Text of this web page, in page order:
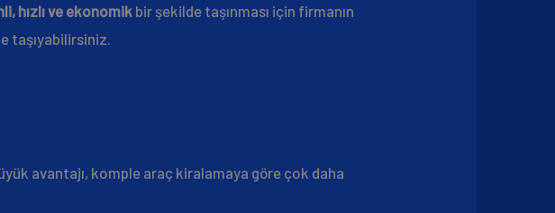
hızlı ve ekonomikbir şekilde taşınması için firmanın
taşıyabilirsiniz.
avantajı, komple araç kiralamaya göre çok daha